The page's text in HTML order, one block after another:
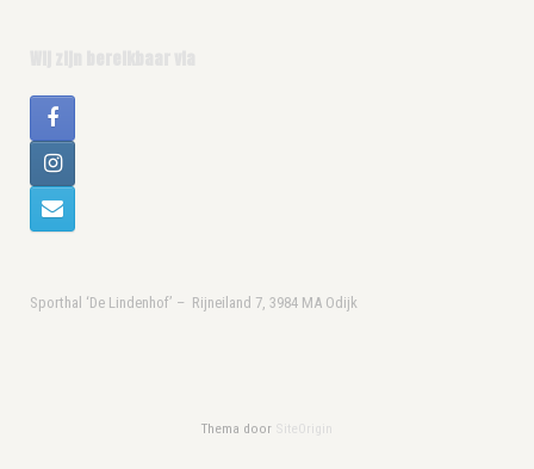
Sporthal ‘De Lindenhof’ – Rijneiland 7, 3984 MA Odijk
Thema door SiteOrigin